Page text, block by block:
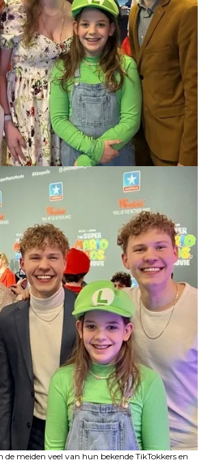
de meiden veel van hun bekende TikTokkers en